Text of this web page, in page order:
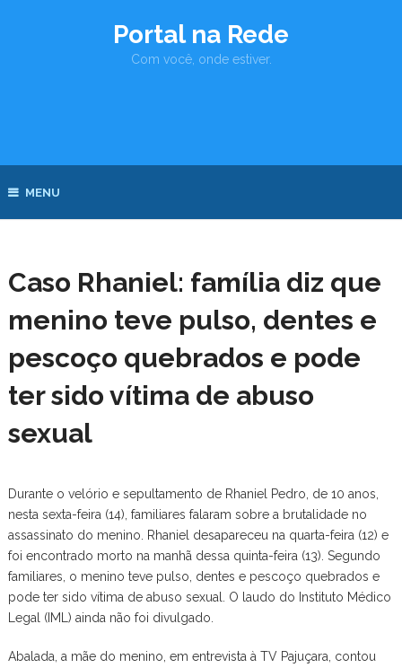
Portal na Rede
Com você, onde estiver.
MENU
Caso Rhaniel: família diz que
menino teve pulso, dentes e
pescoço quebrados e pode
ter sido vítima de abuso
sexual
Durante o velório e sepultamento de Rhaniel Pedro, de 10 anos,
nesta sexta-feira (14), familiares falaram sobre a brutalidade no
assassinato do menino. Rhaniel desapareceu na quarta-feira (12) e
foi encontrado morto na manhã dessa quinta-feira (13). Segundo
familiares, o menino teve pulso, dentes e pescoço quebrados e
pode ter sido vítima de abuso sexual. O laudo do Instituto Médico
Legal (IML) ainda não foi divulgado.
Abalada, a mãe do menino, em entrevista à TV Pajuçara, contou